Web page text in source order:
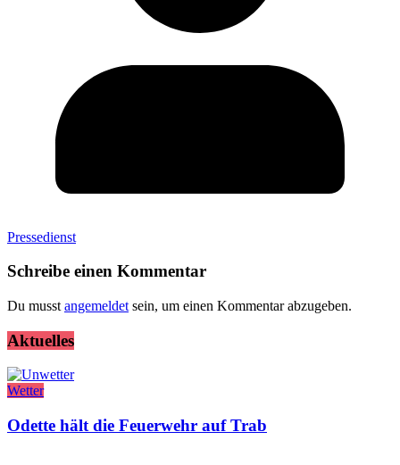
Pressedienst
Schreibe einen Kommentar
Du musst angemeldet sein, um einen Kommentar abzugeben.
Aktuelles
Wetter
Odette hält die Feuerwehr auf Trab